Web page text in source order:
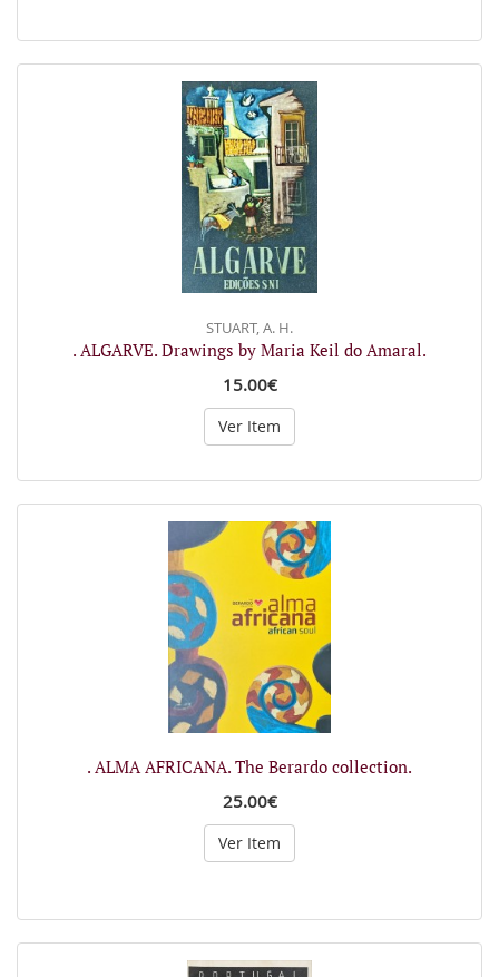
STUART, A. H.
. ALGARVE. Drawings by Maria Keil do Amaral.
15.00€
Ver Item
. ALMA AFRICANA. The Berardo collection.
25.00€
Ver Item